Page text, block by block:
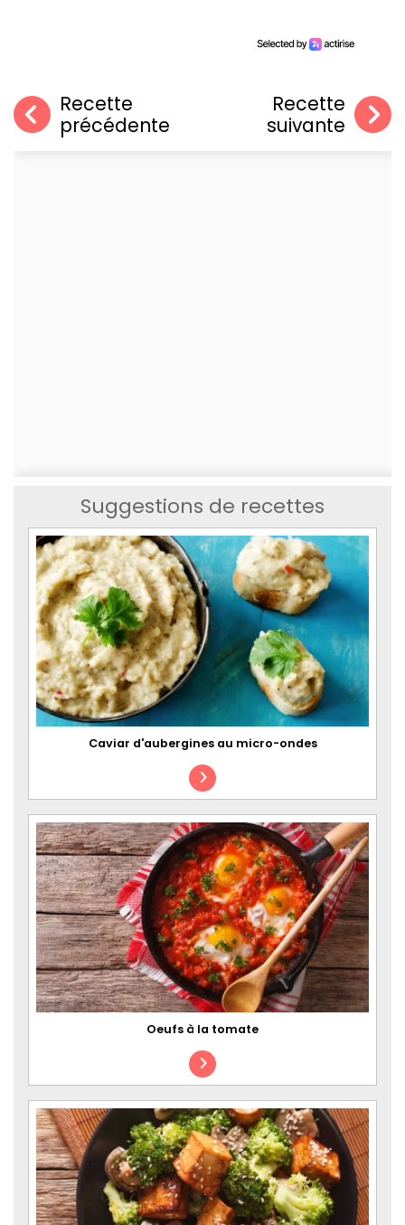
Recette
précédente
Recette
suivante
Suggestions de recettes
Caviar d'aubergines au micro-ondes
Oeufs à la tomate